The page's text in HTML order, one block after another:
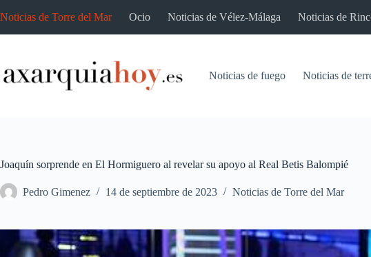
al
Noticias de Torre del Mar Ocio Noticias de Vélez-Málaga Noticias de
Noticias de fuego Noticias de
Joaquín sorprende en El Hormiguero al revelar su apoyo al Real Betis Balompié
Pedro Gimenez 14 de septiembre de 2023 Noticias de Torre del Mar